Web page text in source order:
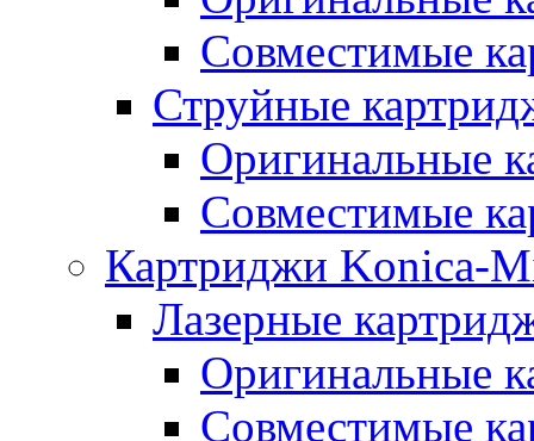
Совместимые
Струйные
Оригинальные
Совместимые
Картриджи Konica-
Лазерные
Оригинальные
Совместимые